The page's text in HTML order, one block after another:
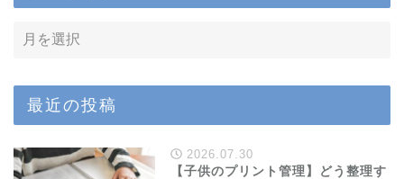
最近の投稿
2026.07.30
【子供のプリント管理】どう整理す